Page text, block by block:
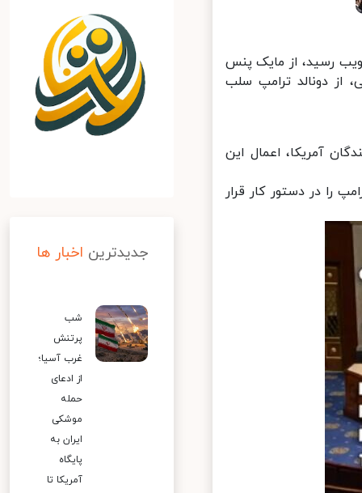
و ۲۰۵ رای مخالف به تصویب رسید، از مایک پنس
اعمال متمم ۲۵ قانون اساسی، از دونالد ترامپ سلب
آمریکا، اعمال این
را در دستور کار قرار
جدیدترین اخبار ها
شب
پرتنش
غرب آسیا؛
از ادعای
حمله
موشکی
ایران به
پایگاه
آمریکا تا